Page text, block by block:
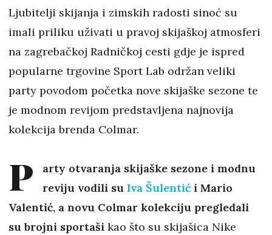
Ljubitelji skijanja i zimskih radosti sinoć su
imali priliku uživati u pravoj skijaškoj atmosferi
na zagrebačkoj Radničkoj cesti gdje je ispred
popularne trgovine Sport Lab održan veliki
party povodom početka nove skijaške sezone te
je modnom revijom predstavljena najnovija
kolekcija brenda Colmar.
P
arty otvaranja skijaške sezone i modnu
reviju vodili su Iva Šulentići Mario
Valentić, a novu Colmar kolekciju pregledali
su brojni sportaši kao što su skijašica Nike